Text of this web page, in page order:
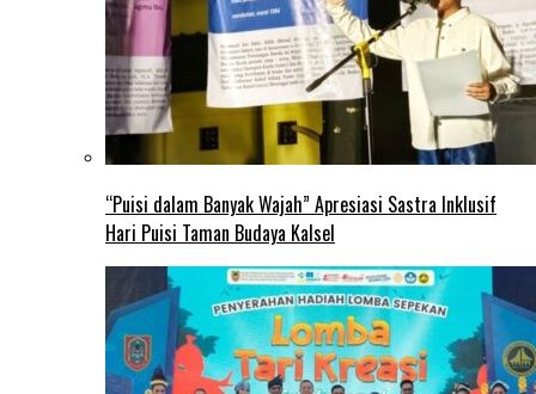
“Puisi dalam Banyak Wajah” Apresiasi Sastra Inklusif
Hari Puisi Taman Budaya Kalsel